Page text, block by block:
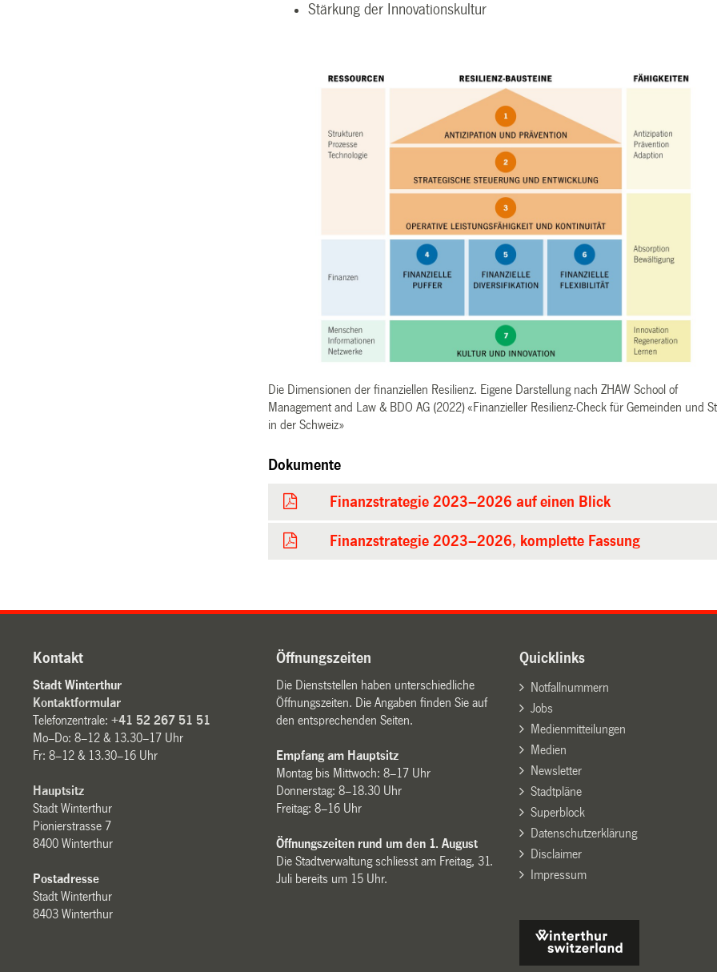
Stärkung der Innovationskultur
Die Dimensionen der finanziellen Resilienz. Eigene Darstellung nach ZHAW School of
Management and Law & BDO AG (2022) «Finanzieller Resilienz-Check für Gemeinden und
in der Schweiz»
Dokumente
Finanzstrategie 2023–2026 auf einen Blick
Finanzstrategie 2023–2026, komplette Fassung
Kontakt
Stadt Winterthur
Kontaktformular
Telefonzentrale:+41 52 267 51 51
Mo–Do: 8–12 & 13.30–17 Uhr
Fr: 8–12 & 13.30–16 Uhr
Hauptsitz
Stadt Winterthur
Pionierstrasse 7
8400 Winterthur
Postadresse
Stadt Winterthur
8403 Winterthur
Öffnungszeiten
Die Dienststellen haben unterschiedliche
Öffnungszeiten. Die Angaben finden Sie auf
den entsprechenden Seiten.
Empfang am Hauptsitz
Montag bis Mittwoch: 8–17 Uhr
Donnerstag: 8–18.30 Uhr
Freitag: 8–16 Uhr
Öffnungszeiten rund um den 1. August
Die Stadtverwaltung schliesst am Freitag, 31.
Juli bereits um 15 Uhr.
Quicklinks
Notfallnummern
Jobs
Medienmitteilungen
Medien
Newsletter
Stadtpläne
Superblock
Datenschutzerklärung
Disclaimer
Impressum